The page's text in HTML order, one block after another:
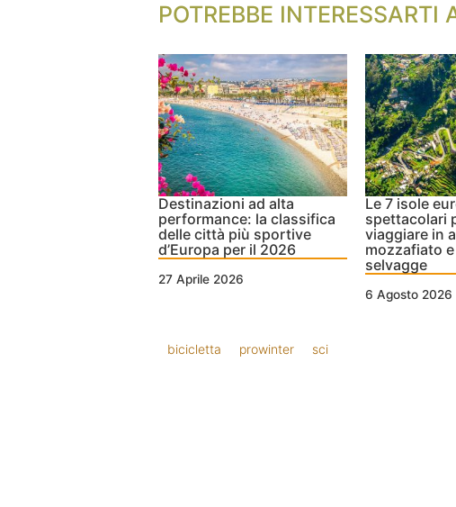
POTREBBE INTERESSARTI
Destinazioni ad alta
performance: la classifica
delle città più sportive
d’Europa per il 2026
27 Aprile 2026
Le 7 isole
spettacolari
viaggiare in
mozzafiato
selvagge
6 Agosto 2026
bicicletta prowinter sci